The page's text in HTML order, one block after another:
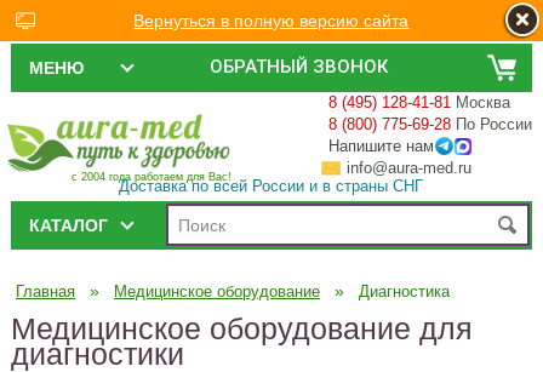
ОБРАТНЫЙ ЗВОНОК
МЕНЮ
с 2004 года работаем для Вас!
8 (495) 128-41-81 Москва
8 (800) 775-69-28 По России
Напишите нам
info@aura-med.ru
Доставка по всей России и в страны СНГ
КАТАЛОГ
Главная » Медицинское оборудование » Диагностика
Медицинское оборудование для
диагностики
Вернуться в полную версию сайта